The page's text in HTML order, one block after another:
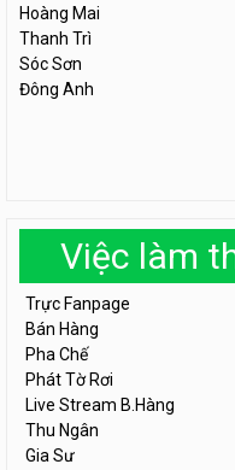
Hoàng Mai
Thanh Trì
Sóc Sơn
Đông Anh
Việc làm
Trực Fanpage
Bán Hàng
Pha Chế
Phát Tờ Rơi
Live Stream B.Hàng
Thu Ngân
Gia Sư